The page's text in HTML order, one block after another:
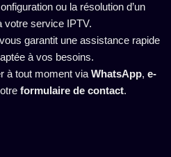
ou la résolution d’un
votre service IPTV.
vous garantit une assistance rapide
à vos besoins.
à tout moment via WhatsApp, e-
formulaire de contact.